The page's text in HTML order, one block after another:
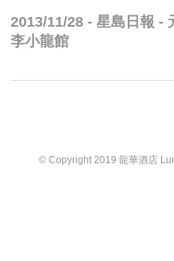
2013/11/28 - 星島日報 -
李小龍館
© Copyright 2019 龍華酒店